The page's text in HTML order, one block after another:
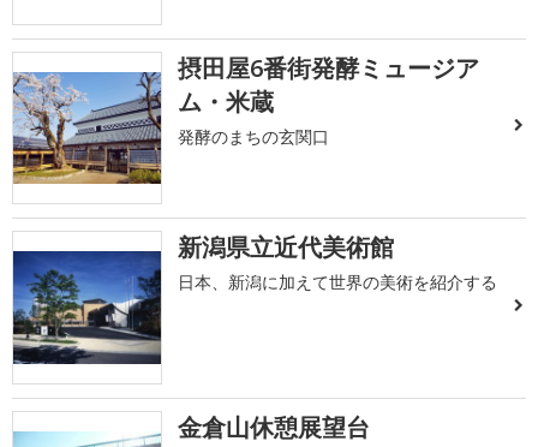
摂田屋6番街発酵ミュージア
ム・米蔵
発酵のまちの玄関口
新潟県立近代美術館
日本、新潟に加えて世界の美術を紹介する
金倉山休憩展望台